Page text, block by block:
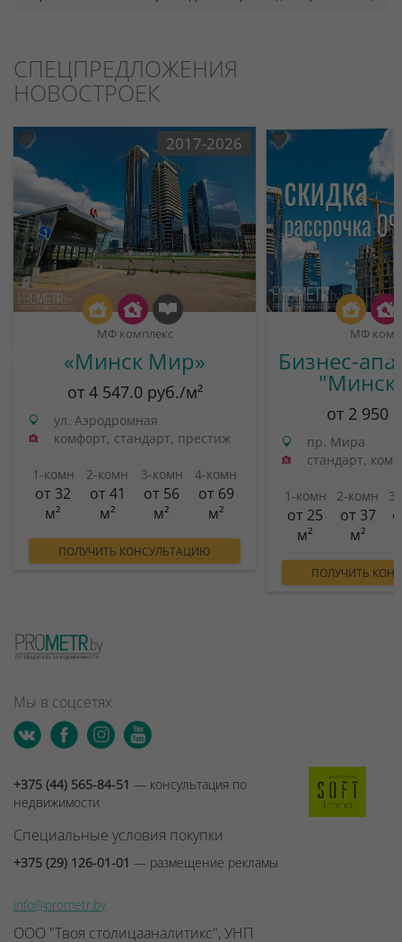
СПЕЦПРЕДЛОЖЕНИЯ
НОВОСТРОЕК
2017-2026
МФ комплекс
«Минск Мир»
от 4 547.0 руб./м²
ул. Аэродромная
комфорт, стандарт, престиж
1-комн
от 32
м²
2-комн
от 41
м²
3-комн
от 56
м²
4-комн
от 69
м²
ПОЛУЧИТЬ КОНСУЛЬТАЦИЮ
МФ
Бизнес-
от 2 950
пр. Мира
стандарт,
1-комн
от 25
м²
2-комн
от 37
м²
ПОЛУЧИТЬ
Мы в соцсетях
+375 (44) 565-84-51 — консультация по
недвижимости
Специальные условия покупки
+375 (29) 126-01-01 — размещение рекламы
info@prometr.by
ООО "Твоя столицааналитикс", УНП